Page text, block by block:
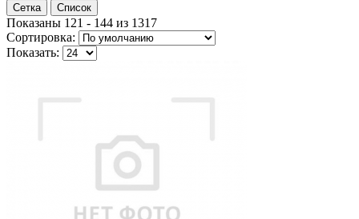
Сетка Список
Показаны 121 - 144 из 1317
Сортировка:
Показать: